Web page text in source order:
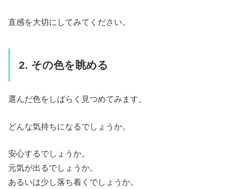
直感を大切にしてみてください。
2. その色を眺める
選んだ色をしばらく見つめてみます。
どんな気持ちになるでしょうか。
安心するでしょうか。
元気が出るでしょうか。
あるいは少し落ち着くでしょうか。